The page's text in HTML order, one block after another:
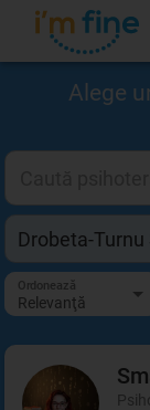
Alege
Ordonează
Relevanţă